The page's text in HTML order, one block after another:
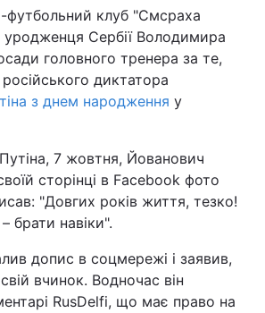
Війна
Політика
Наука
Лайт
Туризм
футбольний клуб "Смсраха
уродженця Сербії Володимира
головного тренера за те,
диктатора
з днем народження у
7 жовтня, Йованович
сторінці в Facebook фото
"Довгих років життя, тезко!
брати навіки".
допис в соцмережі і заявив,
вчинок. Водночас він
RusDelfi, що має право на